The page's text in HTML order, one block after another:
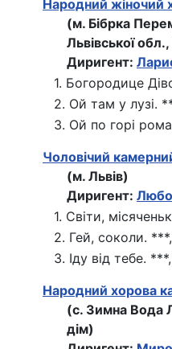
Народний жіночий
(м. Бібрка
Львівської
Диригент:
1. Богородице
2. Ой там у лузі.
3. Ой по горі
Чоловiчий
(м. Львів)
Диригент:
1. Світи,
2. Гей, соколи.
3. Іду від тебе.
Народний хорова
(с. Зимна Вода
дім)